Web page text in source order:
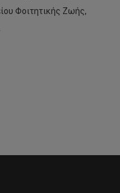
Φοιτητικής Ζωής,